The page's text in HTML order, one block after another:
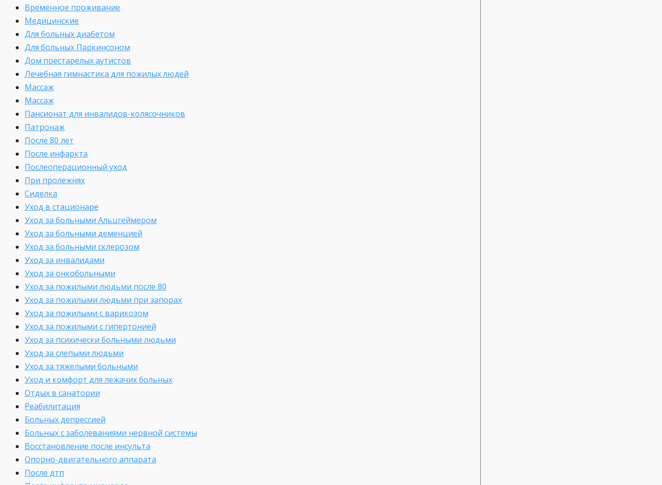
Временное проживание
Медицинские
Для больных диабетом
Для больных Паркинсоном
Дом престарелых аутистов
Лечебная гимнастика для пожилых людей
Массаж
Массаж
Пансионат для инвалидов-колясочников
Патронаж
После 80 лет
После инфаркта
Послеоперационный уход
При пролежнях
Сиделка
Уход в стационаре
Уход за больными Альцгеймером
Уход за больными деменцией
Уход за больными склерозом
Уход за инвалидами
Уход за онкобольными
Уход за пожилыми людьми после 80
Уход за пожилыми людьми при запорах
Уход за пожилыми с варикозом
Уход за пожилыми с гипертонией
Уход за психически больными людьми
Уход за слепыми людьми
Уход за тяжелыми больными
Уход и комфорт для лежачих больных
Отдых в санатории
Реабилитация
Больных депрессией
Больных с заболеваниями нервной системы
Восстановление после инсульта
Опорно-двигательного аппарата
После дтп